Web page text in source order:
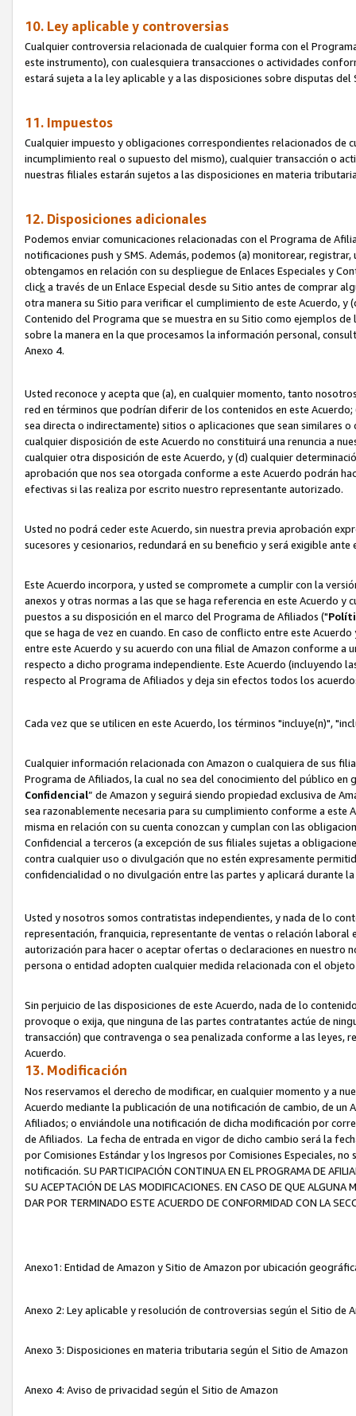
10. Ley aplicable y controversias
Cualquier controversia relacionada de cualquier forma con el
este instrumento), con cualesquiera transacciones o actividades
estará sujeta a la ley aplicable y a las disposiciones sobre disputas
11. Impuestos
Cualquier impuesto y obligaciones correspondientes relacionados de
incumplimiento real o supuesto del mismo), cualquier transacción o
nuestras filiales estarán sujetos a las disposiciones en materia
12. Disposiciones adicionales
Podemos enviar comunicaciones relacionadas con el Programa de
notificaciones push y SMS. Además, podemos (a) monitorear,
obtengamos en relación con su despliegue de Enlaces Especiales y
clicka través de un Enlace Especial desde su Sitio antes de comprar
otra manera su Sitio para verificar el cumplimiento de este Acuerdo,
Contenido del Programa que se muestra en su Sitio como ejemplos
sobre la manera en la que procesamos la información personal,
Anexo 4.
Usted reconoce y acepta que (a), en cualquier momento, tanto
red en términos que podrían diferir de los contenidos en este
sea directa o indirectamente) sitios o aplicaciones que sean similares
cualquier disposición de este Acuerdo no constituirá una renuncia a
cualquier otra disposición de este Acuerdo, y (d) cualquier
aprobación que nos sea otorgada conforme a este Acuerdo podrán
efectivas si las realiza por escrito nuestro representante autorizado.
Usted no podrá ceder este Acuerdo, sin nuestra previa aprobación
sucesores y cesionarios, redundará en su beneficio y será exigible
Este Acuerdo incorpora, y usted se compromete a cumplir con la
anexos y otras normas a las que se haga referencia en este Acuerdo
puestos a su disposición en el marco del Programa de Afiliados ("
que se haga de vez en cuando. En caso de conflicto entre este
entre este Acuerdo y su acuerdo con una filial de Amazon conforme
respecto a dicho programa independiente. Este Acuerdo (incluyendo
respecto al Programa de Afiliados y deja sin efectos todos los
Cada vez que se utilicen en este Acuerdo, los términos "incluye(n)",
Cualquier información relacionada con Amazon o cualquiera de sus
Programa de Afiliados, la cual no sea del conocimiento del público
Confidencial” de Amazon y seguirá siendo propiedad exclusiva de
sea razonablemente necesaria para su cumplimiento conforme a
misma en relación con su cuenta conozcan y cumplan con las
Confidencial a terceros (a excepción de sus filiales sujetas a
contra cualquier uso o divulgación que no estén expresamente
confidencialidad o no divulgación entre las partes y aplicará durante
Usted y nosotros somos contratistas independientes, y nada de lo
representación, franquicia, representante de ventas o relación
autorización para hacer o aceptar ofertas o declaraciones en nuestro
persona o entidad adopten cualquier medida relacionada con el
Sin perjuicio de las disposiciones de este Acuerdo, nada de lo
provoque o exija, que ninguna de las partes contratantes actúe de
transacción) que contravenga o sea penalizada conforme a las leyes,
Acuerdo.
13. Modificación
Nos reservamos el derecho de modificar, en cualquier momento y a
Acuerdo mediante la publicación de una notificación de cambio, de
Afiliados; o enviándole una notificación de dicha modificación por
de Afiliados. La fecha de entrada en vigor de dicho cambio será la
por Comisiones Estándar y los Ingresos por Comisiones Especiales,
notificación. SU PARTICIPACIÓN CONTINUA EN EL PROGRAMA DE
SU ACEPTACIÓN DE LAS MODIFICACIONES. EN CASO DE QUE ALGUNA
DAR POR TERMINADO ESTE ACUERDO DE CONFORMIDAD CON LA
Anexo1: Entidad de Amazon y Sitio de Amazon por ubicación
Anexo 2: Ley aplicable y resolución de controversias según el Sitio de
Anexo 3: Disposiciones en materia tributaria según el Sitio de Amazon
Anexo 4: Aviso de privacidad según el Sitio de Amazon